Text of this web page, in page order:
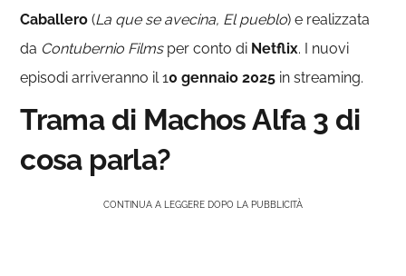
Caballero(La que se avecina, El pueblo) e realizzata
da Contubernio Filmsper conto di Netflix. I nuovi
episodi arriveranno il 10 gennaio 2025 in streaming.
Trama di Machos Alfa 3 di
cosa parla?
CONTINUA A LEGGERE DOPO LA PUBBLICITÀ